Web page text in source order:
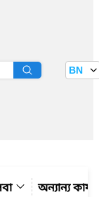
BN
অন্যান্য